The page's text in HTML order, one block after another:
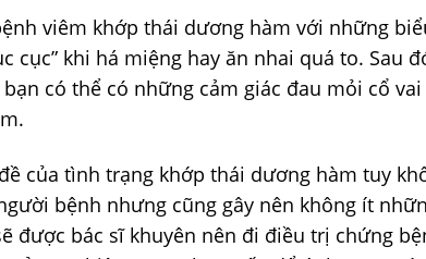
viêm khớp thái dương hàm với những
cục” khi há miệng hay ăn nhai quá to. Sau
có thể có những cảm giác đau mỏi cổ
của tình trạng khớp thái dương hàm tuy
bệnh nhưng cũng gây nên không ít
được bác sĩ khuyên nên đi điều trị chứng